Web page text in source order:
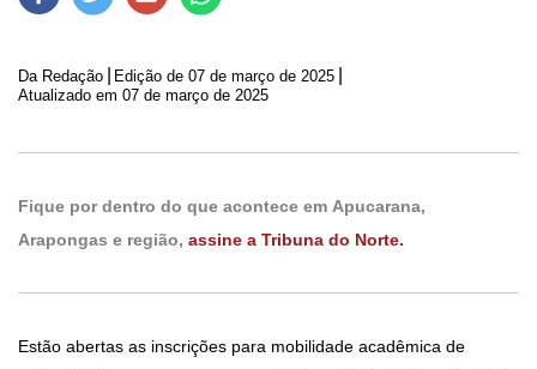
Da Redação Edição de 07 de março de 2025
Atualizado em 07 de março de 2025
Fique por dentro do que acontece em Apucarana,
Arapongas e região, assine a Tribuna do Norte.
Estão abertas as inscrições para mobilidade acadêmica de